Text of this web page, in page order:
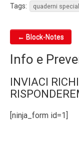
Tags: quaderni
Post
← Block-Notes
Info e
INVIACI
[ninja_form id=1]